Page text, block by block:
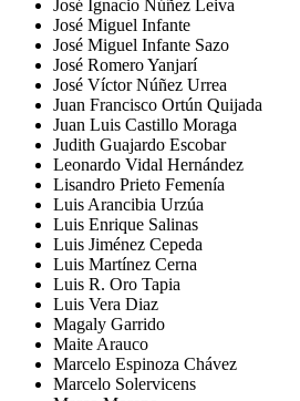
José Ignacio Núñez Leiva
José Miguel Infante
José Miguel Infante Sazo
José Romero Yanjarí
José Víctor Núñez Urrea
Juan Francisco Ortún Quijada
Juan Luis Castillo Moraga
Judith Guajardo Escobar
Leonardo Vidal Hernández
Lisandro Prieto Femenía
Luis Arancibia Urzúa
Luis Enrique Salinas
Luis Jiménez Cepeda
Luis Martínez Cerna
Luis R. Oro Tapia
Luis Vera Diaz
Magaly Garrido
Maite Arauco
Marcelo Espinoza Chávez
Marcelo Solervicens